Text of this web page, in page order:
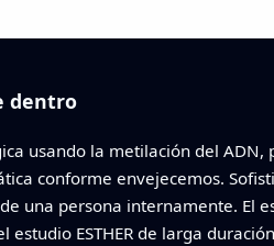
dentro
usando la metilación del
conforme envejecemos.
una persona internamente. El
ESTHER de larga